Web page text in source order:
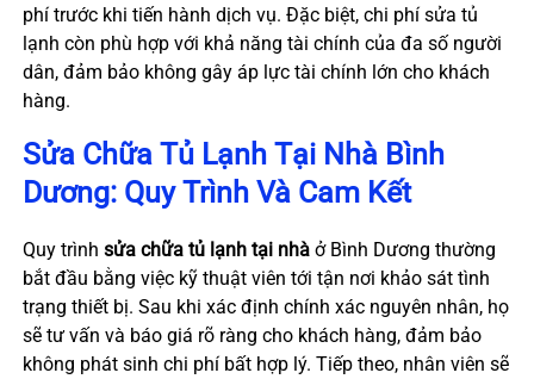
phí trước khi tiến hành dịch vụ. Đặc biệt, chi phí sửa tủ
lạnh còn phù hợp với khả năng tài chính của đa số người
dân, đảm bảo không gây áp lực tài chính lớn cho khách
hàng.
Sửa Chữa Tủ Lạnh Tại Nhà Bình
Dương: Quy Trình Và Cam Kết
Quy trình sửa chữa tủ lạnh tại nhàở Bình Dương thường
bắt đầu bằng việc kỹ thuật viên tới tận nơi khảo sát tình
trạng thiết bị. Sau khi xác định chính xác nguyên nhân, họ
sẽ tư vấn và báo giá rõ ràng cho khách hàng, đảm bảo
không phát sinh chi phí bất hợp lý. Tiếp theo, nhân viên sẽ